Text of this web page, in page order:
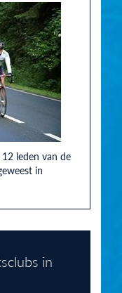
leden van de
in
in